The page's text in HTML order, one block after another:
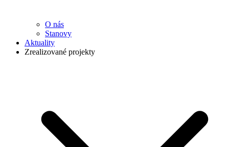
O nás
Stanovy
Aktuality
Zrealizované projekty